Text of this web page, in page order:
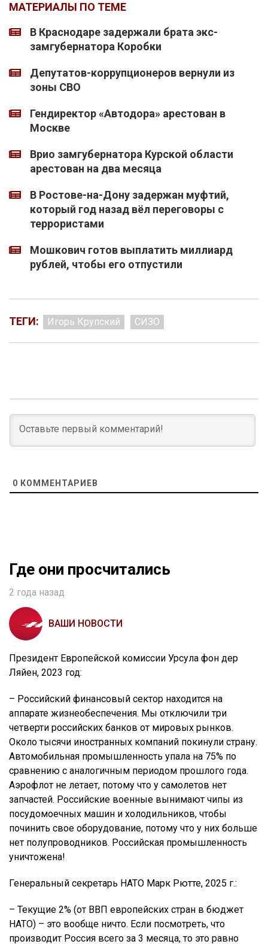
МАТЕРИАЛЫ ПО ТЕМЕ
В Краснодаре задержали брата экс-
замгубернатора Коробки
Депутатов-коррупционеров вернули из
зоны СВО
Гендиректор «Автодора» арестован в
Москве
Врио замгубернатора Курской области
арестован на два месяца
В Ростове-на-Дону задержан муфтий,
который год назад вёл переговоры с
террористами
Мошкович готов выплатить миллиард
рублей, чтобы его отпустили
ТЕГИ: Игорь Крупский СИЗО
0 КОММЕНТАРИЕВ
Где они просчитались
2 года назад
ВАШИ НОВОСТИ
Президент Европейской комиссии Урсула фон дер
Ляйен, 2023 год:
– Российский финансовый сектор находится на
аппарате жизнеобеспечения. Мы отключили три
четверти российских банков от мировых рынков.
Около тысячи иностранных компаний покинули страну.
Автомобильная промышленность упала на 75% по
сравнению с аналогичным периодом прошлого года.
Аэрофлот не летает, потому что у самолетов нет
запчастей. Российские военные вынимают чипы из
посудомоечных машин и холодильников, чтобы
починить свое оборудование, потому что у них больше
нет полупроводников. Российская промышленность
уничтожена!
Генеральный секретарь НАТО Марк Рютте, 2025 г.:
– Текущие 2% (от ВВП европейских стран в бюджет
НАТО) – это вообще ничто. Если посмотреть, что
производит Россия всего за 3 месяца, то это равно